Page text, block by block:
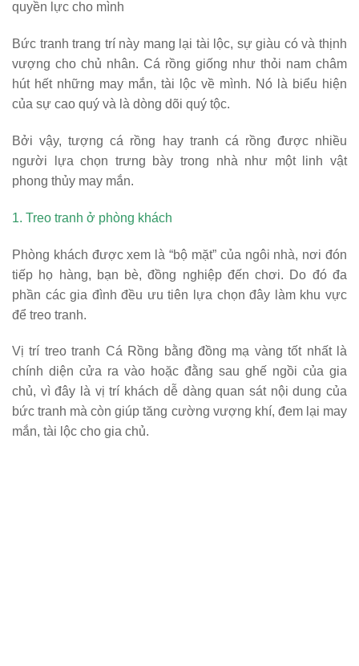
Bức tranh trang trí này mang lại tài lộc, sự giàu có và thịnh
hút hết những may mắn, tài lộc về mình. Nó là biểu hiện
của sự cao quý và là dòng dõi quý tộc.
Bởi vậy, tượng cá rồng hay tranh cá rồng được nhiều
phong thủy may mắn.
1. Treo tranh ở phòng khách
Phòng khách được xem là “bộ mặt” của ngôi nhà, nơi đón
phần các gia đình đều ưu tiên lựa chọn đây làm khu vực
để treo tranh.
Vị trí treo tranh Cá Rồng bằng đồng mạ vàng tốt nhất là
chủ, vì đây là vị trí khách dễ dàng quan sát nội dung của
bức tranh mà còn giúp tăng cường vượng khí, đem lại may
mắn, tài lộc cho gia chủ.